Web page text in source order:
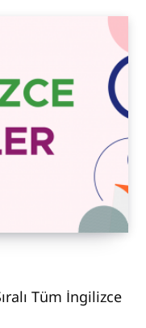
Tüm İngilizce